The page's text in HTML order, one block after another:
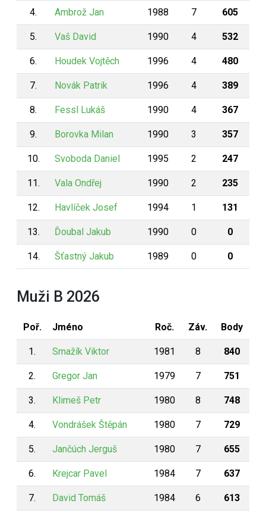
4. Ambrož Jan 1988 7 605
5. Vaš David 1990 4 532
6. Houdek Vojtěch 1996 4 480
7. Novák Patrik 1996 4 389
8. Fessl Lukáš 1990 4 367
9. Borovka Milan 1990 3 357
10. Svoboda Daniel 1995 2 247
11. Vala Ondřej 1990 2 235
12. Havlíček Josef 1994 1 131
13. Ďoubal Jakub 1990 0 0
14. Šťastný Jakub 1989 0 0
Muži B 2026
Poř. Jméno Roč. Záv. Body
1. Smažík Viktor 1981 8 840
2. Gregor Jan 1979 7 751
3. Klimeš Petr 1980 8 748
4. Vondrášek Štěpán 1980 7 729
5. Jančúch Jerguš 1980 7 655
6. Krejcar Pavel 1984 7 637
7. David Tomáš 1984 6 613